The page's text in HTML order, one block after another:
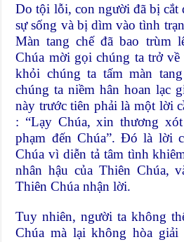
Do tội lỗi, con người đã bị cắt
sự sống và bị dìm vào tình
Màn tang chế đã bao trùm
Chúa mời gọi chúng ta trở
khỏi chúng ta tấm màn
chúng ta niềm hân hoan lạc
này trước tiên phải là một lời
: “Lạy Chúa, xin thương
phạm đến Chúa”. Đó là lời
Chúa vì diễn tả tâm tình
nhân hậu của Thiên Chúa,
Thiên Chúa nhận lời.
Tuy nhiên, người ta không
Chúa mà lại không hòa